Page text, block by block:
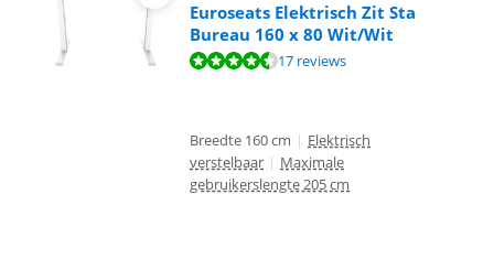
Euroseats Elektrisch Zit Sta
Bureau 160 x 80 Wit/Wit
Beoordeling is 9,1 van de 10, gebaseerd op 17 reviews.
17 reviews
Breedte 160 cm | Elektrisch
verstelbaar | Maximale
gebruikerslengte 205 cm